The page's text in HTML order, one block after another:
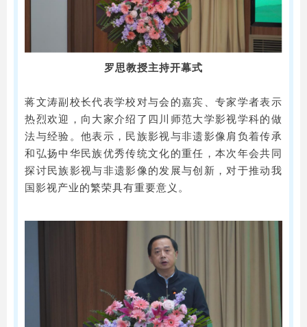
罗思教授主持开幕式
蒋文涛副校长代表学校对与会的嘉宾、专家学者表示
热烈欢迎，向大家介绍了四川师范大学影视学科的做
法与经验。他表示，民族影视与非遗影像肩负着传承
和弘扬中华民族优秀传统文化的重任，本次年会共同
探讨民族影视与非遗影像的发展与创新，对于推动我
国影视产业的繁荣具有重要意义。